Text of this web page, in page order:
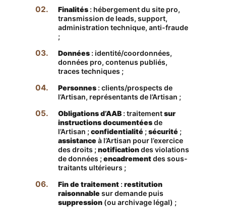
Finalités : hébergement du site pro,
transmission de leads, support,
administration technique, anti-fraude
;
Données : identité/coordonnées,
données pro, contenus publiés,
traces techniques ;
Personnes : clients/prospects de
l’Artisan, représentants de l’Artisan ;
Obligations d’AAB : traitementsur
instructions documentéesde
l’Artisan ;confidentialité ;sécurité ;
assistance à l’Artisan pour l’exercice
des droits ;notificationdes violations
de données ;encadrementdes sous-
traitants ultérieurs ;
Fin de traitement :restitution
raisonnable sur demande puis
suppression (ou archivage légal) ;